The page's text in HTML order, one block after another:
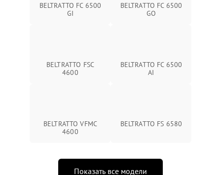
BELTRATTO FC 6500
GI
BELTRATTO FC 6500
GO
BELTRATTO FSC
4600
BELTRATTO FC 6500
AI
BELTRATTO VFMC
4600
BELTRATTO FS 6580
Показать все модели